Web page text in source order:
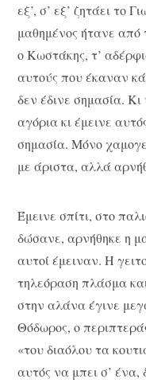
εξ’, σ’ εξ’ ζητάει το
μαθημένος ήτανε από
ο Κωστάκης, τ’
αυτούς που έκαναν
δεν έδινε σημασία.
αγόρια κι έμεινε
σημασία. Μόνο
με άριστα, αλλά
Έμεινε σπίτι, στο
δώσανε, αρνήθηκε η
αυτοί έμειναν. Η
τηλεόραση πλάσμα
στην αλάνα έγινε
Θόδωρος, ο
«του διαόλου τα
αυτός να μπει σ’ ένα,